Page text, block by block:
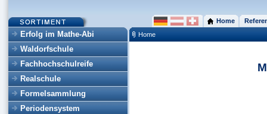
Erfolg im Mathe-Abi
Waldorfschule
Fachhochschulreife
Realschule
Formelsammlung
Periodensystem
Home
Home